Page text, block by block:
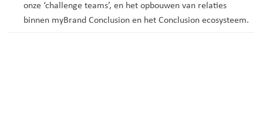
onze ‘challenge teams’, en het opbouwen van relaties
binnen myBrand Conclusion en het Conclusion ecosysteem.